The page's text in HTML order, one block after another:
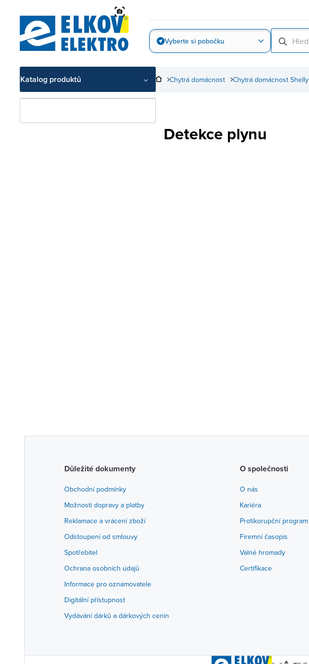
Vyberte si pobočku
Katalog produktů Chytrá domácnost Shelly
Chytrá domácnost
Detekce plynu
Důležité dokumenty
Obchodní podmínky
Možnosti dopravy a platby
Reklamace a vrácení zboží
Odstoupení od smlouvy
Spotřebitel
Ochrana osobních údajů
Informace pro oznamovatele
Digitální přístupnost
Vydávání dárků a dárkových cenin
O společnosti
O nás
Kariéra
Protikorupční program
Firemní časopis
Valné hromady
Certifikace